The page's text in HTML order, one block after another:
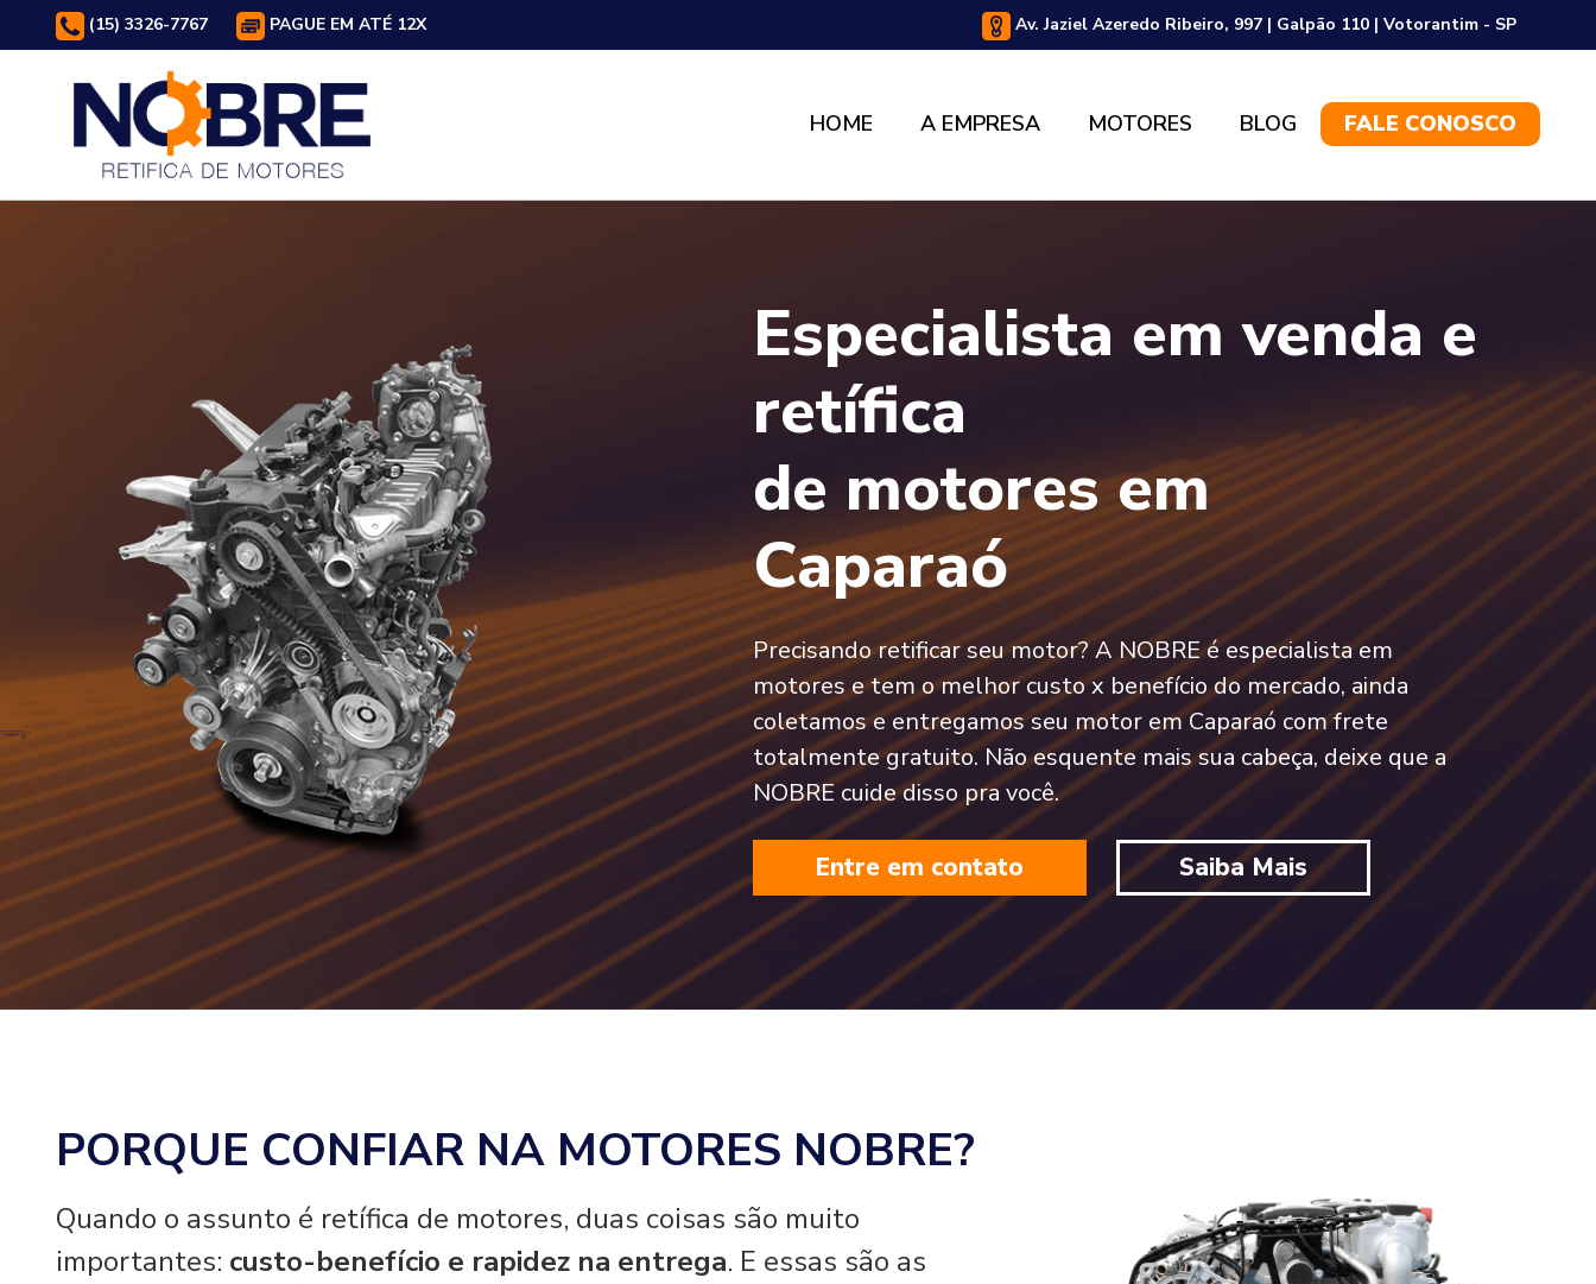
(15) 3326-7767 PAGUE EM ATÉ 12X Av. Jaziel Azeredo Ribeiro, 997 | Galpão 110 | Votorantim - SP
HOME A EMPRESA MOTORES BLOG FALE CONOSCO
Especialista em venda e
retífica
de motores em
Caparaó
Precisando retificar seu motor? A NOBRE é especialista em
motores e tem o melhor custo x benefício do mercado, ainda
coletamos e entregamos seu motor em Caparaó com frete
totalmente gratuito. Não esquente mais sua cabeça, deixe que a
NOBRE cuide disso pra você.
Entre em contato Saiba Mais
PORQUE CONFIAR NA MOTORES NOBRE?
Quando o assunto é retífica de motores, duas coisas são muito
importantes: custo-benefício e rapidez na entrega. E essas são as